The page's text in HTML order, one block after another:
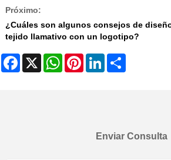
Próximo:
¿Cuáles son algunos consejos de
tejido llamativo con un logotipo?
Facebook
X WhatsAppPinterestLinkedIn
Enviar Consulta